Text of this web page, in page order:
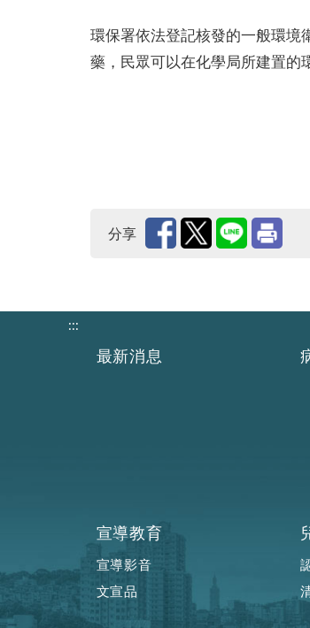
環保署依法登記核發的一般環境
藥，民眾可以在化學局所建置的
分享
:::
最新消息
宣導教育
宣導影音
文宣品